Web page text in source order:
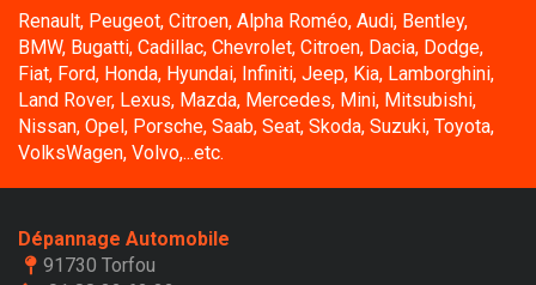
Renault, Peugeot, Citroen, Alpha Roméo, Audi, Bentley,
BMW, Bugatti, Cadillac, Chevrolet, Citroen, Dacia, Dodge,
Fiat, Ford, Honda, Hyundai, Infiniti, Jeep, Kia, Lamborghini,
Land Rover, Lexus, Mazda, Mercedes, Mini, Mitsubishi,
Nissan, Opel, Porsche, Saab, Seat, Skoda, Suzuki, Toyota,
VolksWagen, Volvo,...etc.
Dépannage Automobile
91730 Torfou